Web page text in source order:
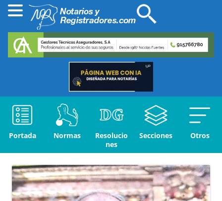
Portada Normas
Resolucio
nes
Secciones Otros